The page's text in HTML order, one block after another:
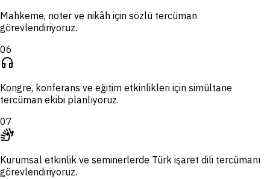
Mahkeme, noter ve nikâh için sözlü tercüman
görevlendiriyoruz.
06
headphones
Kongre, konferans ve eğitim etkinlikleri için simültane
tercüman ekibi planlıyoruz.
07
sign_language
Kurumsal etkinlik ve seminerlerde Türk işaret dili tercümanı
görevlendiriyoruz.